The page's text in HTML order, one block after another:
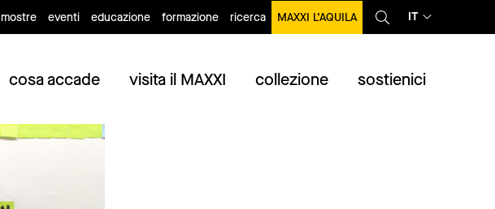
mostre eventi educazione formazione ricerca MAXXI L’AQUILA IT
cosa accade visita il MAXXI collezione sostienici